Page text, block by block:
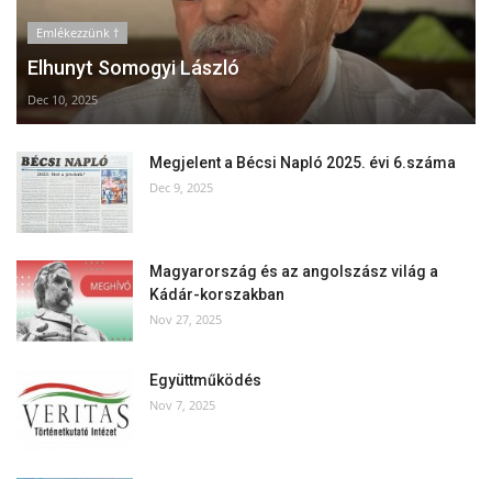
Emlékezzünk †
Elhunyt Somogyi László
Dec 10, 2025
Megjelent a Bécsi Napló 2025. évi 6.száma
Dec 9, 2025
Magyarország és az angolszász világ a
Kádár-korszakban
Nov 27, 2025
Együttműködés
Nov 7, 2025